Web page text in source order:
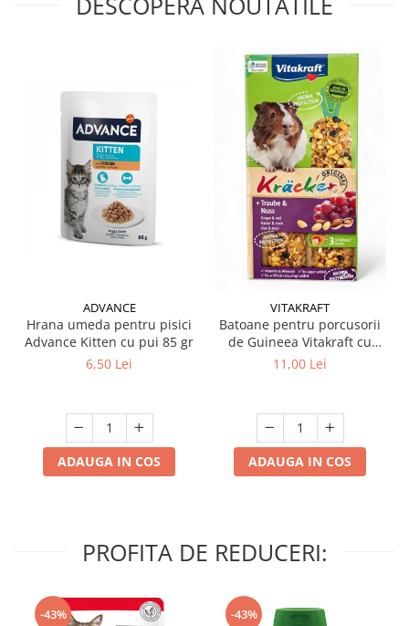
ADVANCE
Hrana umeda pentru pisici
Advance Kitten cu pui 85 gr
6,50 Lei
ADAUGA IN COS
VITAKRAFT
Batoane pentru porcusorii
de Guineea Vitakraft cu
struguri & nuci 2 buc
11,00 Lei
ADAUGA IN COS
PROFITA DE REDUCERI:
-43% -43%